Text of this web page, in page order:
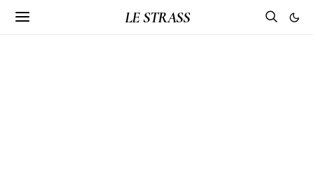
LE STRASS